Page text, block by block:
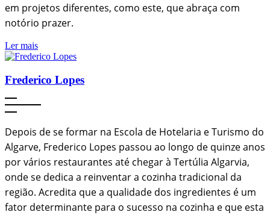
em projetos diferentes, como este, que abraça com
notório prazer.
Ler mais
Frederico Lopes
Depois de se formar na Escola de Hotelaria e Turismo do
Algarve, Frederico Lopes passou ao longo de quinze anos
por vários restaurantes até chegar à Tertúlia Algarvia,
onde se dedica a reinventar a cozinha tradicional da
região. Acredita que a qualidade dos ingredientes é um
fator determinante para o sucesso na cozinha e que esta